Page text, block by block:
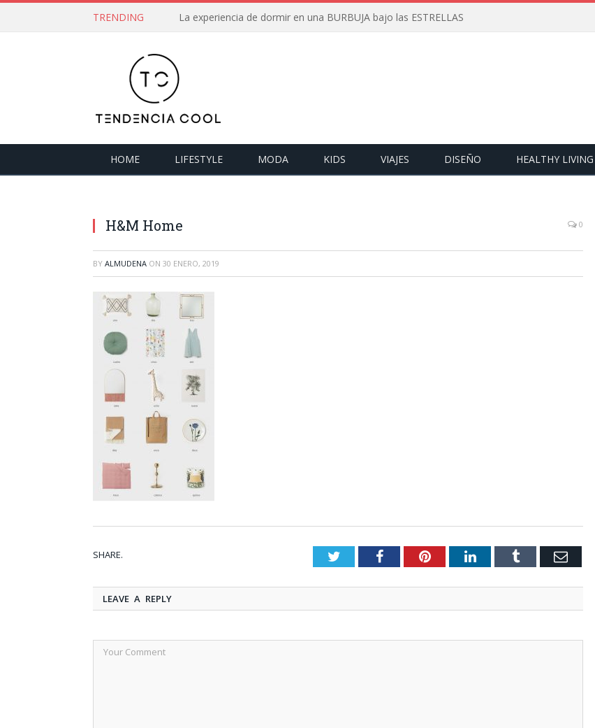
TRENDING La experiencia de dormir en una BURBUJA bajo las ESTRELLAS
HOME LIFESTYLE MODA KIDS VIAJES DISEÑO HEALTHY LIVING
H&M Home 0
BY ALMUDENA ON 30 ENERO, 2019
SHARE. TwitterFacebookPinterestLinkedInTumblr Email
LEAVE A REPLY